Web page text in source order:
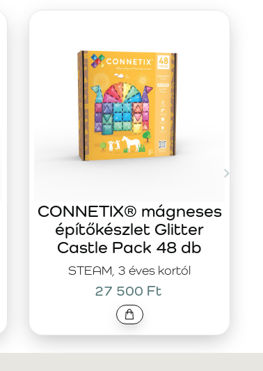
STEAM, 3 éves kortól
CONNETIX® mágneses
építőkészlet Glitter
Castle Pack 48 db
27 500 Ft